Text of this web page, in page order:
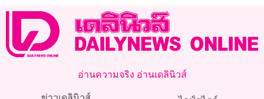
อ่านความจริง อ่านเดลินิวส์